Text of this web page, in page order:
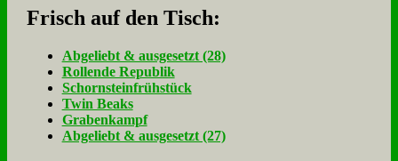
Frisch auf den Tisch:
Ab­ge­liebt & aus­ge­setzt (28)
Rol­len­de Re­pu­blik
Schorn­stein­früh­stück
Twin Beaks
Gra­ben­kampf
Ab­ge­liebt & aus­ge­setzt (27)